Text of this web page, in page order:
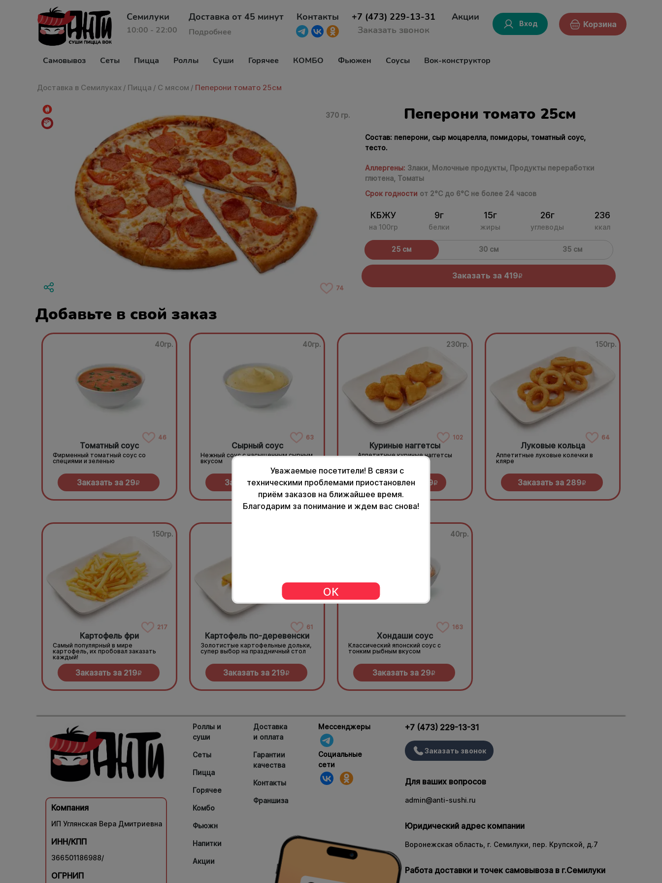
Семилуки
10:00 - 22:00
Доставка от 45 минут
Подробнее
Контакты
+7 (473) 229-13-31
Заказать звонок
Акции
Вход Корзина
Самовывоз Сеты Пицца Роллы Суши Горячее КОМБО Фьюжен Соусы Вок-конструктор
Доставка в Семилуках / Пицца / С мясом / Пеперони томато 25см
370 гр.
74
Пеперони томато 25см
Состав: пеперони, сыр моцарелла, помидоры, томатный соус,
тесто.
Аллергены: Злаки, Молочные продукты, Продукты переработки
глютена, Томаты
Срок годности от 2°С до 6°С не более 24 часов
КБЖУ
на 100гр
9г
белки
15г
жиры
26г
углеводы
236
ккал
25 см 30 см 35 см
Заказать за 419R
Добавьте в свой заказ
40гр.
46
Томатный соус
Фирменный томатный соус со
специями и зеленью
Заказать за 29R
40гр.
63
Сырный соус
Нежный соус с насыщенным сырным
вкусом
Заказать за29R
230гр.
102
Куриные наггетсы
Аппетитные куриные наггетсы
Заказать за 369R
150гр.
64
Луковые кольца
Аппетитные луковые колечки в
кляре
Заказать за 289R
150гр.
217
Картофель фри
Самый популярный в мире
картофель, их пробовал заказать
каждый!
Заказать за 219R
61
Картофель по-деревенски
Золотистые картофельные дольки,
супер выбор на праздничный стол
Заказать за 219R
40гр.
163
Хондаши соус
Классический японский соус с
тонким рыбным вкусом
Заказать за 29R
Компания
ИП Углянская Вера Дмитриевна
ИНН/КПП
366501186988/
ОГРНИП
Роллы и
суши
Сеты
Пицца
Горячее
Комбо
Фьюжн
Напитки
Акции
Доставка
и оплата
Гарантии
качества
Контакты
Франшиза
Мессенджеры
Социальные
сети
+7 (473) 229-13-31
Заказать звонок
Для ваших вопросов
admin@anti-sushi.ru
Юридический адрес компании
Воронежская область, г. Семилуки, пер. Крупской, д.7
Работа доставки и точек самовывоза в г.Семилуки
Уважаемые посетители! В связи с
техническими проблемами приостановлен
приём заказов на ближайшее время.
Благодарим за понимание и ждем вас снова!
ОК